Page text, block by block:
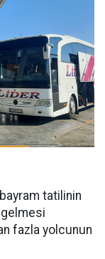
tatilinin
gelmesi
fazla yolcunun